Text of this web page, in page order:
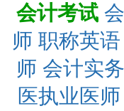
会计考试
师 职称英语
师 会计实务
医执业医师